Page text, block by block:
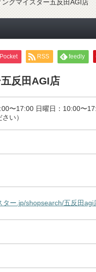
ングマイスター五反田AGI店
Pocket RSS feedly
反田AGI店
〜17:00 日曜日：10:00〜
い）
ター.jp/shopsearch/五反田agi